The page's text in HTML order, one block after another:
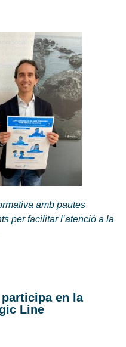
amb pautes
per facilitar l’atenció a la
en la
Line